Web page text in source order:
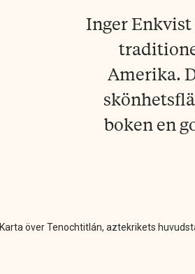
Inger
Amerika.
boken en
Karta över Tenochtitlán, aztekrikets